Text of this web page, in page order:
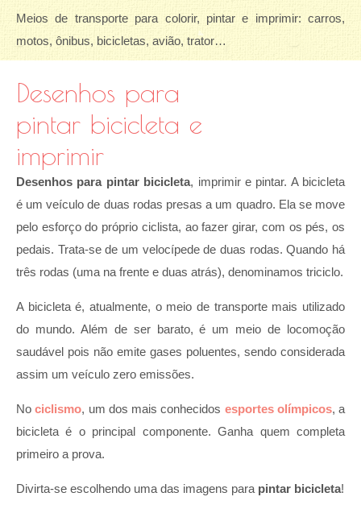
Meios de transporte para colorir, pintar e imprimir: carros,
motos, ônibus, bicicletas, avião, trator…
Desenhos para
pintar bicicleta e
imprimir
Desenhos para pintar bicicleta, imprimir e pintar. A bicicleta
é um veículo de duas rodas presas a um quadro. Ela se move
pelo esforço do próprio ciclista, ao fazer girar, com os pés, os
pedais. Trata-se de um velocípede de duas rodas. Quando há
três rodas (uma na frente e duas atrás), denominamos triciclo.
A bicicleta é, atualmente, o meio de transporte mais utilizado
do mundo. Além de ser barato, é um meio de locomoção
saudável pois não emite gases poluentes, sendo considerada
assim um veículo zero emissões.
Nociclismo, um dos mais conhecidos esportes olímpicos, a
bicicleta é o principal componente. Ganha quem completa
primeiro a prova.
Divirta-se escolhendo uma das imagens para pintar bicicleta!